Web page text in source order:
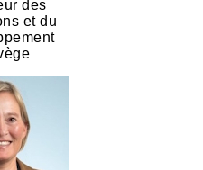
des
et du